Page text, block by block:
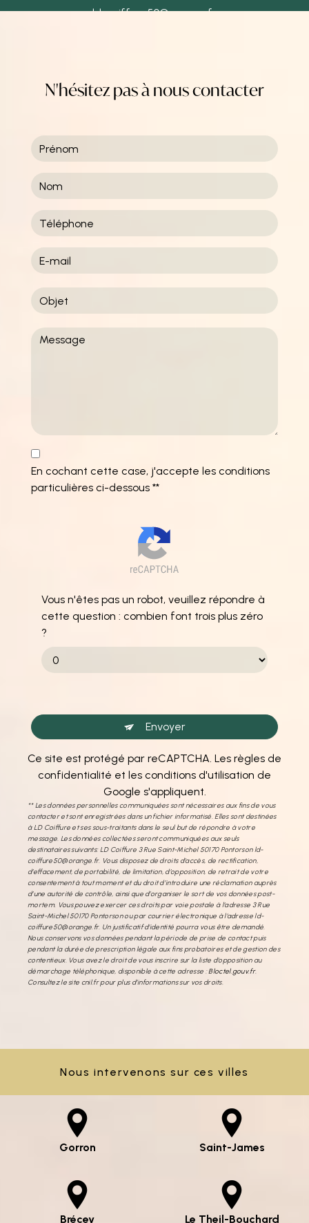
ld-coiffure50@orange.fr
N'hésitez pas à nous contacter
En cochant cette case, j'accepte les conditions
particulières ci-dessous **
Vous n'êtes pas un robot, veuillez répondre à
cette question : combien font trois plus zéro
?
Envoyer
Ce site est protégé par reCAPTCHA. Les règles de
confidentialité et les conditions d'utilisation de
Google s'appliquent.
** Les données personnelles communiquées sont nécessaires aux fins de vous
contacter et sont enregistrées dans un fichier informatisé. Elles sont destinées
à LD Coiffure et ses sous-traitants dans le seul but de répondre à votre
message. Les données collectées seront communiquées aux seuls
destinataires suivants: LD Coiffure 3 Rue Saint-Michel 50170 Pontorson ld-
coiffure50@orange.fr. Vous disposez de droits d’accès, de rectification,
d’effacement, de portabilité, de limitation, d’opposition, de retrait de votre
consentement à tout moment et du droit d’introduire une réclamation auprès
d’une autorité de contrôle, ainsi que d’organiser le sort de vos données post-
mortem. Vous pouvez exercer ces droits par voie postale à l'adresse 3 Rue
Saint-Michel 50170 Pontorson ou par courrier électronique à l'adresse ld-
coiffure50@orange.fr. Un justificatif d'identité pourra vous être demandé.
Nous conservons vos données pendant la période de prise de contact puis
pendant la durée de prescription légale aux fins probatoires et de gestion des
contentieux. Vous avez le droit de vous inscrire sur la liste d'opposition au
démarchage téléphonique, disponible à cette adresse :Bloctel.gouv.fr.
Consultez le site cnil.fr pour plus d’informations sur vos droits.
Nous intervenons sur ces villes
Gorron Saint-James
Brécey Le Theil-Bouchard